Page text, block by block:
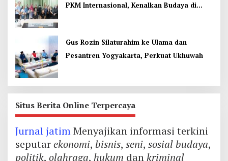
PKM Internasional, Kenalkan Budaya di
Gus Rozin Silaturahim ke Ulama dan
Pesantren Yogyakarta, Perkuat Ukhuwah
Situs Berita Online Terpercaya
Jurnal jatimMenyajikan informasi terkini
seputarekonomi, bisnis, seni, sosial budaya,
politik, olahraga, hukum dankriminal